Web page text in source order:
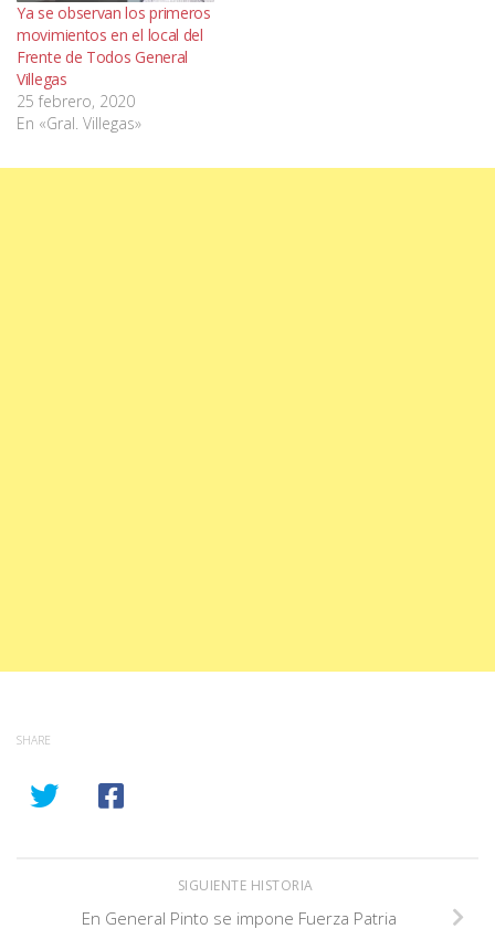
Ya se observan los primeros
movimientos en el local del
Frente de Todos General
Villegas
25 febrero, 2020
En «Gral. Villegas»
SHARE
SIGUIENTE HISTORIA
En General Pinto se impone Fuerza Patria